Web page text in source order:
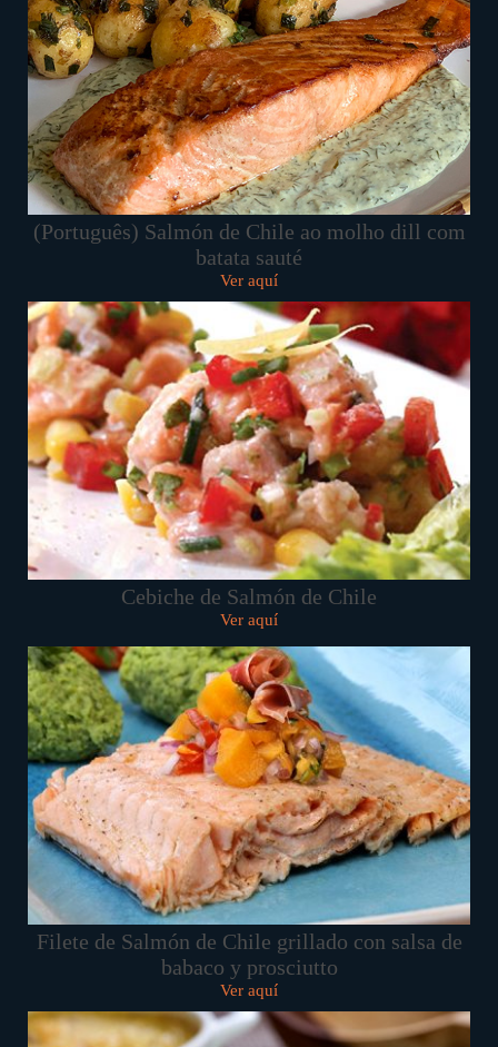
(Português) Salmón de Chile ao molho dill com
batata sauté
Ver aquí
Cebiche de Salmón de Chile
Ver aquí
Filete de Salmón de Chile grillado con salsa de
babaco y prosciutto
Ver aquí